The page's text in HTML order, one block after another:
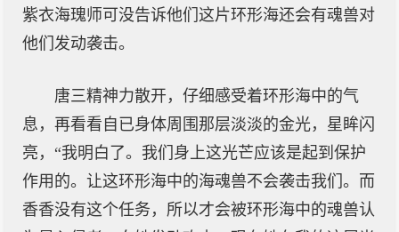
紫衣海瑰师可没告诉他们这片环形海还会有魂兽对
他们发动袭击。
唐三精神力散开，仔细感受着环形海中的气
息，再看看自已身体周围那层淡淡的金光，星眸闪
亮，“我明白了。我们身上这光芒应该是起到保护
作用的。让这环形海中的海魂兽不会袭击我们。而
香香没有这个任务，所以才会被环形海中的魂兽认